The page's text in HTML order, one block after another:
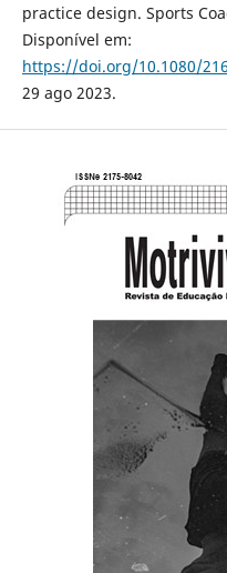
practice design. Sports
Disponível em:
https://doi.org/10.1080/
29 ago 2023.